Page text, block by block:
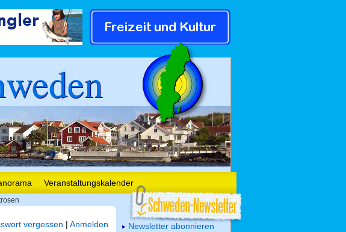
Veranstaltungskalender
vergessen | Anmelden
Newsletter abonnieren